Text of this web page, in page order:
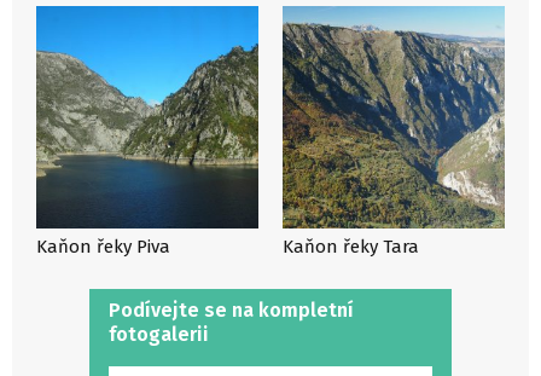
Podívejte se na kompletní
fotogalerii
Kaňon řeky Piva Kaňon řeky Tara